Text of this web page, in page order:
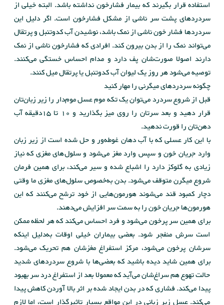
استفاده قرار بگیرند که بیمار فشارخون نداشته باشد. البته خیلی از
سردردهای پشت سر ناشی از مشکل فشارخون است. اگر دلیل این
سردردها فشار خون ناشی از نمک باشد، نوشیدن آب کدوتنبل و پرتقال
‌می‌تواند نمک را از بدن بیرون کند. افرادی که فشارخون ناشی از نمک
دارند اصولا صورت‌شان پف دارد و مدام احساس خستگی می‌کنند.
توصیه می‌شود هر روز یک لیوان آب کدوتنبل یا پرتقال میل کنند.
چگونه سردردهای میگرنی را مهار کنید
قبل از شروع سردرد می‌توان یک تکه موم عسل موم‌دار را زیر زبان‌تان
قرار دهید و بعد سرتان را روی میز بگذارید و 10 تا 15دقیقه آب
دهن‌تان را قورت ندهید.
با این کار عسلی که با آب دهان غوطه‌ور و حل شده است از زیر زبان
وارد جریان خون و سپس وارد مغز می‌شود و سلول‌های مغزی که نیاز
زیادی به گلوکز دارد را اشباع شده و سیر می‌کند، برای همین فرمان
شروع میگرن متوقف می‌شود. بدن به‌خصوص سلول‌های مغزی ما وقتی
دچار کمبود قند می‌شوند هورمون‌هایی از خود ترشح می‌کنند که این
هورمون‌ها جریان خون را به سمت سر افزایش می‌دهند.
برای همین سر پرخون می‌شود و فرد احساس می‌کند که هر لحظه ممکن
است سرش منفجر شود. بعضی بیماران خیلی اوقات به‌دلیل اینکه
سرشان پرخون می‌شود، مرکز استفراغ مغزشان هم تحریک می‌شود.
برای همین شاید دیده باشید که بعضی‌ها با شروع سردردهای شدید
حالت تهوع هم سراغ‌شان می‌آید که معمولا بعد از استفراغ درد سر بهبود
پیدا می‌کند. فشاری که در بدن ایجاد شده بر اثر بالا آوردن کاهش پیدا
می‌کند. عسل زیر زبانی در این مواقع بسیار تاثیرگذار است، اما لازم